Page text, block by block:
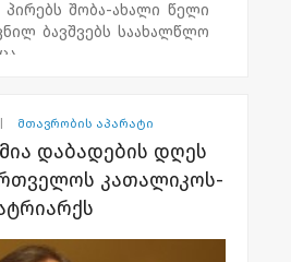
შობა-ახალი წელი
ბავშვებს საახალწლო
200-მდე
საჩუქრებს თბილისის
ახალი წელი და დამდეგი
გადავეცით და
მთავრობის აპარატი
დაბადების დღეს
კათალიკოს-